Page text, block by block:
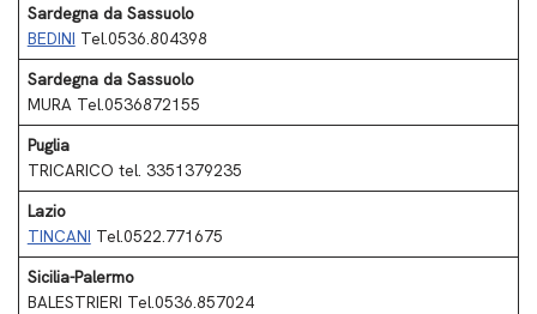
Sardegna da Sassuolo
BEDINI Tel.0536.804398
Sardegna da Sassuolo
MURA Tel.0536872155
Puglia
TRICARICO tel. 3351379235
Lazio
TINCANI Tel.0522.771675
Sicilia-Palermo
BALESTRIERI Tel.0536.857024